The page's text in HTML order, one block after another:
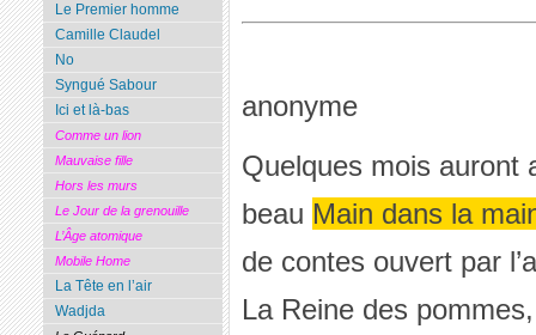
anonyme
Quelques mois auront
beau Main dans la
de contes ouvert par
La Reine des
Le Premier homme
Camille Claudel
No
Syngué Sabour
Ici et là-bas
Comme un lion
Mauvaise fille
Hors les murs
Le Jour de la grenouille
L’Âge atomique
Mobile Home
La Tête en l’air
Wadjda